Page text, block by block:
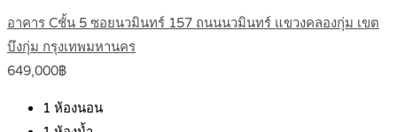
อาคาร Cชั้น 5 ซอยนวมินทร์ 157 ถนนนวมินทร์ แขวงคลองกุ่ม เขต
บึงกุ่ม กรุงเทพมหานคร
649,000฿
1 ห้องนอน